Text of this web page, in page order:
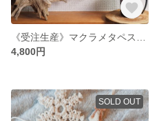
4,800円
SOLD OUT